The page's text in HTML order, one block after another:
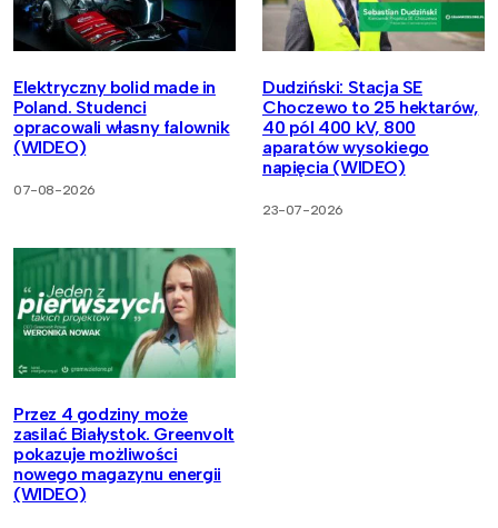
Elektryczny bolid made in
Poland. Studenci
opracowali własny falownik
(WIDEO)
07-08-2026
Dudziński: Stacja SE
Choczewo to 25 hektarów,
40 pól 400 kV, 800
aparatów wysokiego
napięcia (WIDEO)
23-07-2026
Przez 4 godziny może
zasilać Białystok. Greenvolt
pokazuje możliwości
nowego magazynu energii
(WIDEO)